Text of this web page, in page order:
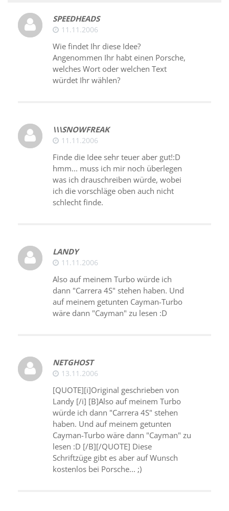
SPEEDHEADS
11.11.2006
Wie findet Ihr diese Idee?
Angenommen Ihr habt einen Porsche,
welches Wort oder welchen Text
würdet Ihr wählen?
\\\SNOWFREAK
11.11.2006
Finde die Idee sehr teuer aber gut!:D
hmm... muss ich mir noch überlegen
was ich drauschreiben würde, wobei
ich die vorschläge oben auch nicht
schlecht finde.
LANDY
11.11.2006
Also auf meinem Turbo würde ich
dann "Carrera 4S" stehen haben. Und
auf meinem getunten Cayman-Turbo
wäre dann "Cayman" zu lesen :D
NETGHOST
13.11.2006
[QUOTE][i]Original geschrieben von
Landy [/i] [B]Also auf meinem Turbo
würde ich dann "Carrera 4S" stehen
haben. Und auf meinem getunten
Cayman-Turbo wäre dann "Cayman" zu
lesen :D [/B][/QUOTE] Diese
Schriftzüge gibt es aber auf Wunsch
kostenlos bei Porsche... ;)